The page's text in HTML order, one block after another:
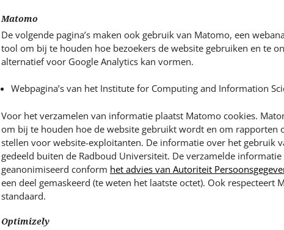
Matomo
De volgende pagina’s maken ook gebruik van Matomo, een
tool om bij te houden hoe bezoekers de website gebruiken en te
alternatief voor Google Analytics kan vormen.
Webpagina’s van het Institute for Computing and Information
Voor het verzamelen van informatie plaatst Matomo cookies.
om bij te houden hoe de website gebruikt wordt en om rapporten
stellen voor website-exploitanten. De informatie over het gebruik
gedeeld buiten de Radboud Universiteit. De verzamelde
geanonimiseerd conform het advies van Autoriteit
een deel gemaskeerd (te weten het laatste octet). Ook respecteert
standaard.
Optimizely